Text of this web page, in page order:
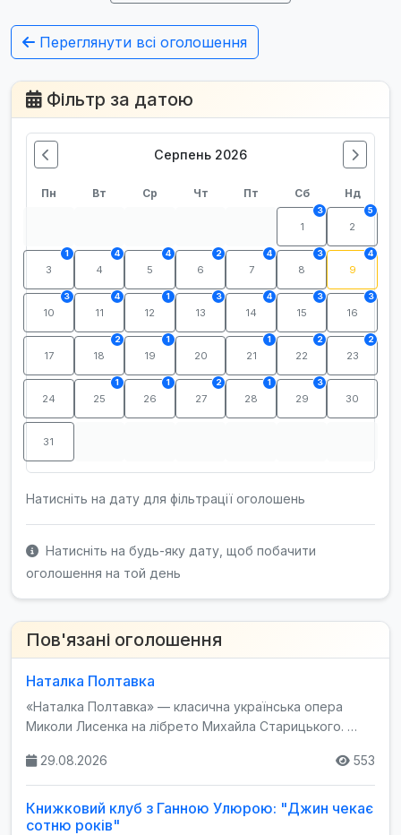
Переглянути всі оголошення
Фільтр за датою
Серпень 2026
Пн Вт Ср Чт Пт Сб Нд
1
3
2
5
3
1
4
4
5
4
6
2
7
4
8
3
9
4
10
3
11
4
12
1
13
3
14
4
15
3
16
3
17 18
2
19
1
20 21
1
22
2
23
2
24 25
1
26
1
27
2
28
1
29
3
30
31
Натисніть на дату для фільтрації оголошень
Натисніть на будь-яку дату, щоб побачити
оголошення на той день
Пов'язані оголошення
Наталка Полтавка
«Наталка Полтавка» — класична українська опера
Миколи Лисенка на лібрето Михайла Старицького. …
29.08.2026 553
Книжковий клуб з Ганною Улюрою: "Джин чекає
сотню років"